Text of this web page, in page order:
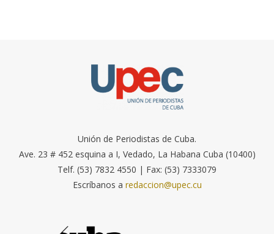
Unión de Periodistas de Cuba.
Ave. 23 # 452 esquina a I, Vedado, La Habana Cuba (10400)
Telf. (53) 7832 4550 | Fax: (53) 7333079
Escríbanos a redaccion@upec.cu